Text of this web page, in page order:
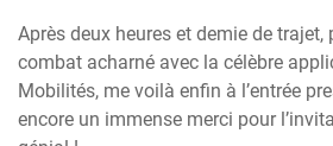
Après deux heures et demie de trajet,
combat acharné avec la célèbre
Mobilités, me voilà enfin à l’entrée
encore un immense merci pour